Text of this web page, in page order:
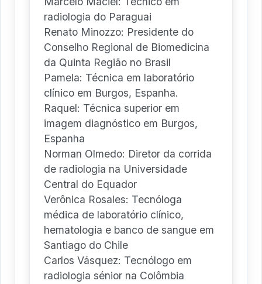
radiologia do Paraguai
Renato Minozzo: Presidente do
Conselho Regional de Biomedicina
da Quinta Região no Brasil
Pamela: Técnica em laboratório
clínico em Burgos, Espanha.
Raquel: Técnica superior em
imagem diagnóstico em Burgos,
Espanha
Norman Olmedo: Diretor da corrida
de radiologia na Universidade
Central do Equador
Verônica Rosales: Tecnóloga
médica de laboratório clínico,
hematologia e banco de sangue em
Santiago do Chile
Carlos Vásquez: Tecnólogo em
radiologia sénior na Colômbia